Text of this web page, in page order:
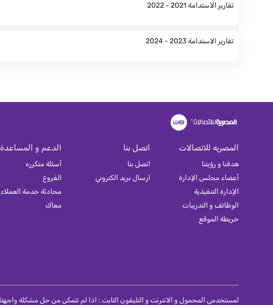
تقارير الاستدامة 2021 - 2022
تقارير الاستدامة 2023 - 2024
المصريه للاتصالات
هدفنا و رؤيتنا
أعضاء مجلس الإدارة
الإدارة التنفيذية
الوظائف و التدريبات
خريطة الموقع
اتصل بنا
اتصل بنا
ارسال بريد الكتروني
الدعم و المساعدة
أسئلة متكرره
الفروع
محادثة خدمة العملاء
معاك